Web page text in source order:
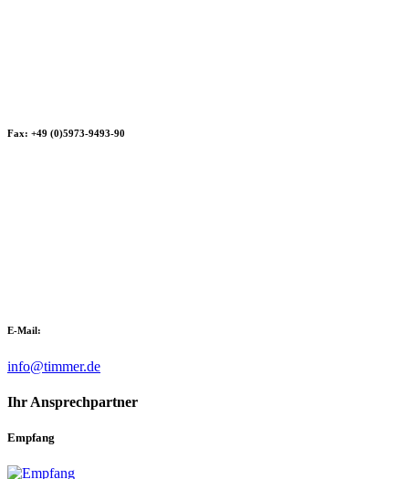
Fax: +49 (0)5973-9493-90
E-Mail:
info@timmer.de
Ihr Ansprechpartner
Empfang